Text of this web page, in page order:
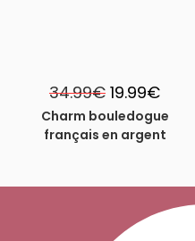
34.99€ Le
prix
initial
était :
34.99€.
19.99€Le
prix
actuel
est :
19.99€.
Charm bouledogue
français en argent